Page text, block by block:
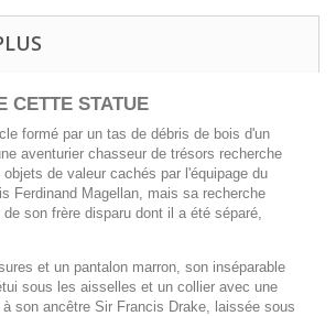
CETTE STATUE
formé par un tas de débris de bois d'un
aventurier chasseur de trésors recherche
de valeur cachés par l'équipage du
Ferdinand Magellan, mais sa recherche
son frère disparu dont il a été séparé,
et un pantalon marron, son inséparable
sous les aisselles et un collier avec une
à son ancêtre Sir Francis Drake, laissée sous